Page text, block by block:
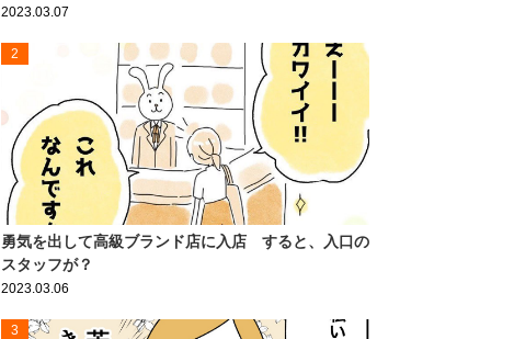
2023.03.07
2
勇気を出して高級ブランド店に入店 すると、入口の
スタッフが？
2023.03.06
3